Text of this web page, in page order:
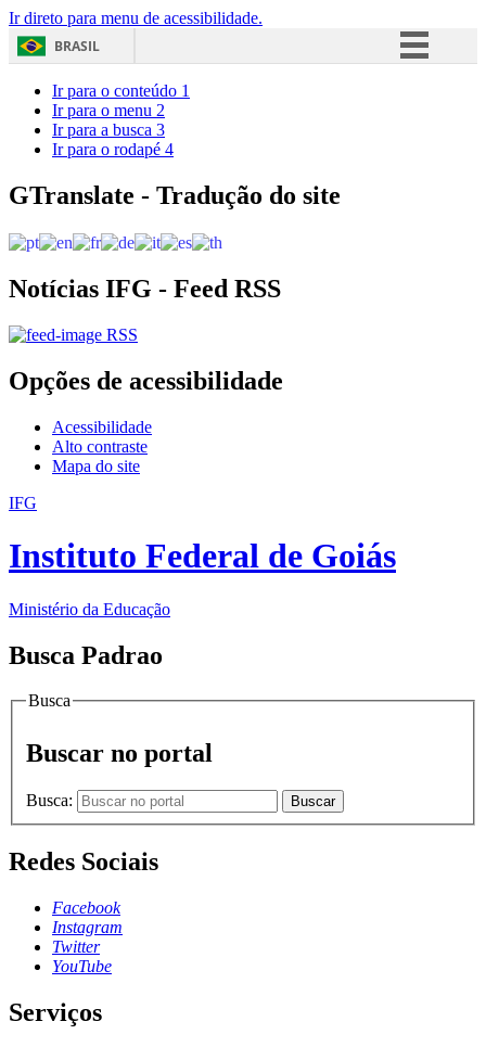
Ir direto para menu de acessibilidade.
BRASIL
Acesso à informação
Ir para o conteúdo 1
Ir para o menu 2
Ir para a busca 3
Ir para o rodapé 4
GTranslate - Tradução do site
Notícias IFG - Feed RSS
RSS
Opções de acessibilidade
Acessibilidade
Alto contraste
Mapa do site
IFG
Instituto Federal de Goiás
Ministério da Educação
Busca Padrao
Busca
Buscar no portal
Busca: Buscar
Redes Sociais
Facebook
Instagram
Twitter
YouTube
Serviços